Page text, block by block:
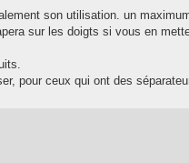
son utilisation. un
sur les doigts si vous en
pour ceux qui ont des